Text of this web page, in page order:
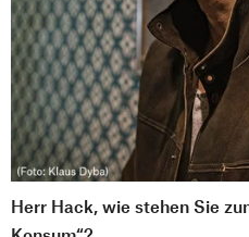
Herr Hack, wie stehen Sie